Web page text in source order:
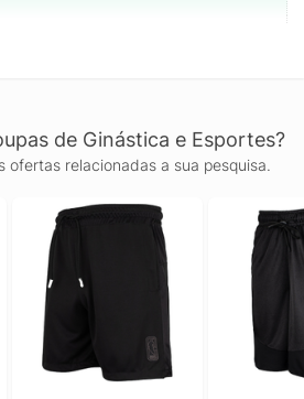
de Ginástica e Esportes?
ofertas relacionadas a sua pesquisa.